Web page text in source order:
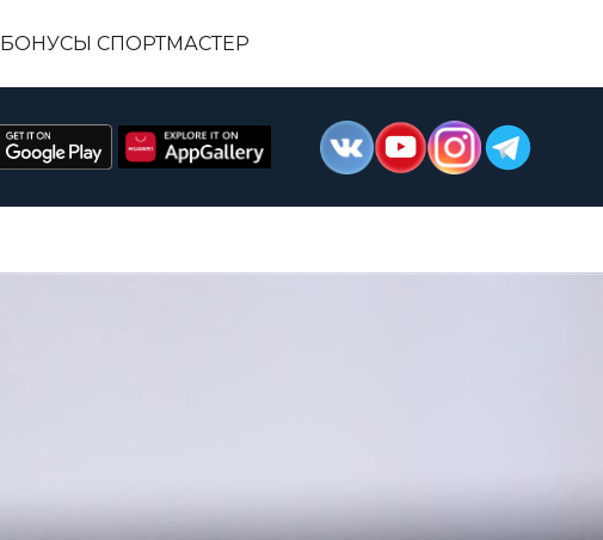
БОНУСЫ СПОРТМАСТЕР